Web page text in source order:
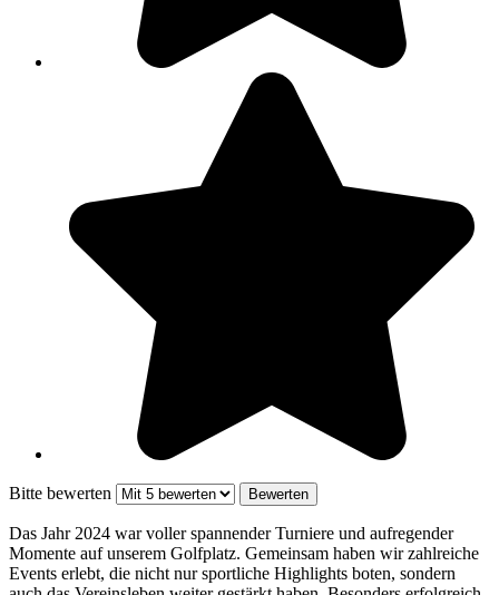
Bitte bewerten
Das Jahr 2024 war voller spannender Turniere und aufregender
Momente auf unserem Golfplatz. Gemeinsam haben wir zahlreiche
Events erlebt, die nicht nur sportliche Highlights boten, sondern